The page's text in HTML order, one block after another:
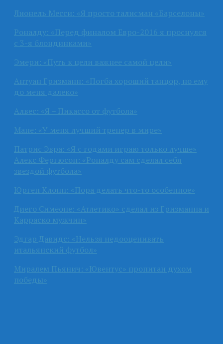
Лионель Месси: «Я просто талисман «Барселоны»
Роналду: «Перед финалом Евро-2016 я проснулся
с 3-я блондинками»
Эмери: «Путь к цели важнее самой цели»
Антуан Гризманн: «Погба хороший танцор, но ему
до меня далеко»
Алвес: «Я – Пикассо от футбола»
Мане: «У меня лучший тренер в мире»
Патрис Эвра: «Я с годами играю только лучше»
Алекс Фергюсон: «Роналду сам сделал себя
звездой футбола»
Юрген Клопп: «Пора делать что-то особенное»
Диего Симеоне: «Атлетико» сделал из Гризманна и
Карраско мужчин»
Эдгар Давидс: «Нельзя недооценивать
итальянский футбол»
Миралем Пьянич: «Ювентус» пропитан духом
победы»